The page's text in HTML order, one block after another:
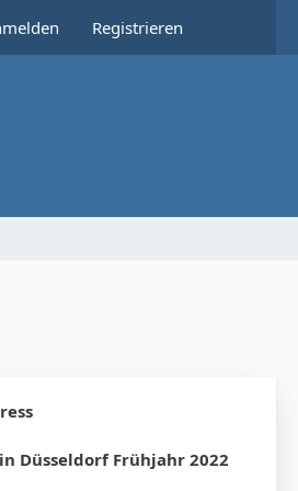
Registrieren
Düsseldorf Frühjahr 2022